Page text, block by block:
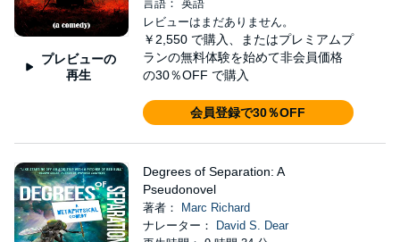
プレビューの
再生
言語： 英語
レビューはまだありません。
￥2,550 で購入、またはプレミアムプ
ランの無料体験を始めて非会員価格
の30％OFF で購入
会員登録で30％OFF
Degrees of Separation: A
Pseudonovel
著者：
Marc Richard
ナレーター：
David S. Dear